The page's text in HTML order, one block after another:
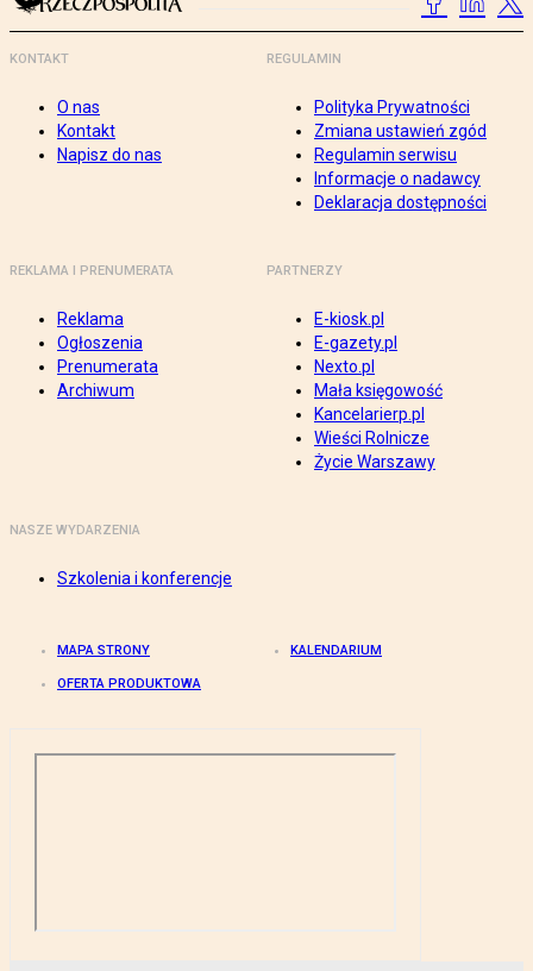
KONTAKT
O nas
Kontakt
Napisz do nas
REGULAMIN
Polityka Prywatności
Zmiana ustawień zgód
Regulamin serwisu
Informacje o nadawcy
Deklaracja dostępności
REKLAMA I PRENUMERATA
Reklama
Ogłoszenia
Prenumerata
Archiwum
PARTNERZY
E-kiosk.pl
E-gazety.pl
Nexto.pl
Mała księgowość
Kancelarierp.pl
Wieści Rolnicze
Życie Warszawy
NASZE WYDARZENIA
Szkolenia i konferencje
MAPA STRONY KALENDARIUM
OFERTA PRODUKTOWA